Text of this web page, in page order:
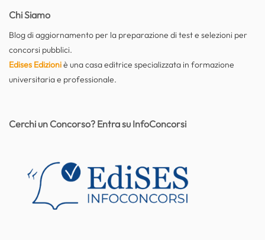
Chi Siamo
Blog di aggiornamento per la preparazione di test e selezioni per
concorsi pubblici.
Edises Edizioniè una casa editrice specializzata in formazione
universitaria e professionale.
Cerchi un Concorso? Entra su InfoConcorsi